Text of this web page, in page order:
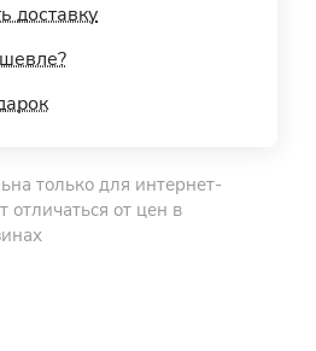
доставку
только для интернет-
отличаться от цен в